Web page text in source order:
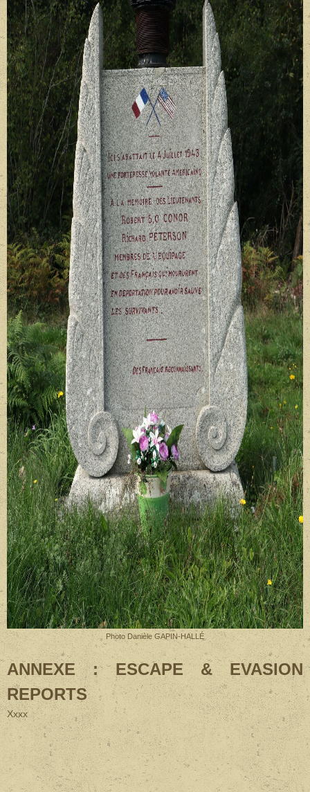
Photo Danièle GAPIN-HALLÉ
ANNEXE : ESCAPE & EVASION
REPORTS
Xxxx